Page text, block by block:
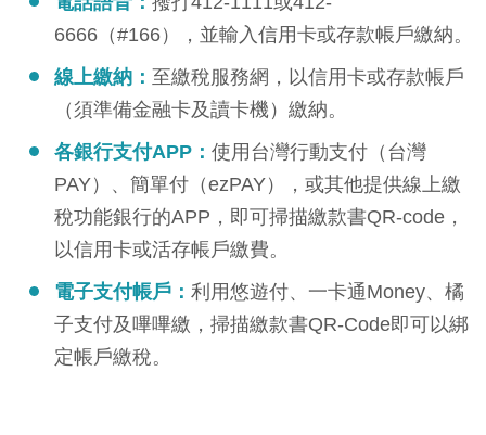
6666（#166），並輸入信用卡或存款帳戶繳納。
線上繳納： 至繳稅服務網，以信用卡或存款帳戶
（須準備金融卡及讀卡機）繳納。
各銀行支付APP： 使用台灣行動支付（台灣
PAY）、簡單付（ezPAY），或其他提供線上繳
稅功能銀行的APP，即可掃描繳款書QR-code，
以信用卡或活存帳戶繳費。
電子支付帳戶： 利用悠遊付、一卡通Money、橘
子支付及嗶嗶繳，掃描繳款書QR-Code即可以綁
定帳戶繳稅。